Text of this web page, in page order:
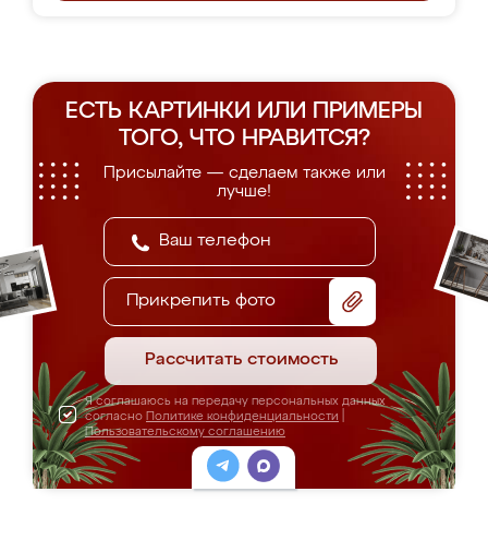
ЕСТЬ КАРТИНКИ ИЛИ ПРИМЕРЫ
ТОГО, ЧТО НРАВИТСЯ?
Присылайте — сделаем также или
лучше!
Прикрепить фото
Рассчитать стоимость
Я соглашаюсь на передачу персональных данных
согласно Политике конфиденциальности
Пользовательскому соглашению